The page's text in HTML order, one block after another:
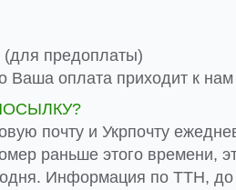
предоплаты)
Ваша оплата приходит к нам
почту и Укрпочту
раньше этого времени,
Информация по ТТН, до